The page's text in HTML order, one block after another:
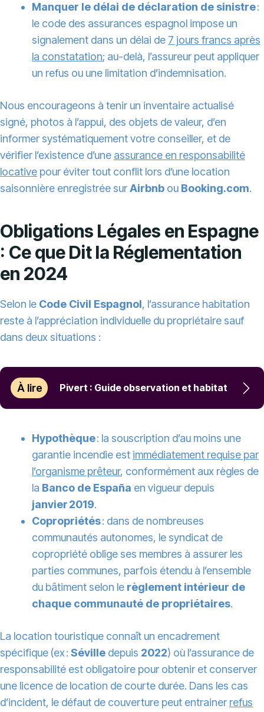
Manquer le délai de déclaration de sinistre:
le code des assurances espagnol impose un
signalement dans un délai de 7 jours francs après
la constatation; au-delà, l’assureur peut appliquer
un refus ou une limitation d’indemnisation.
Nous encourageons à tenir un inventaire actualisé
signé, photos à l’appui, des objets de valeur, d’en
informer systématiquement votre conseiller, et de
vérifier l’existence d’une assurance en responsabilité
locative pour éviter tout conflit lors d’une location
saisonnière enregistrée surAirbnb ou Booking.com.
Obligations Légales en Espagne
: Ce que Dit la Réglementation
en 2024
Selon le Code Civil Espagnol, l’assurance habitation
reste à l’appréciation individuelle du propriétaire sauf
dans deux situations :
À lire Pivert : Guide observation et habitat
Hypothèque: la souscription d’au moins une
garantie incendie est immédiatement requise par
l’organisme prêteur, conformément aux règles de
la Banco de España en vigueur depuis
janvier 2019.
Copropriétés: dans de nombreuses
communautés autonomes, le syndicat de
copropriété oblige ses membres à assurer les
parties communes, parfois étendu à l’ensemble
du bâtiment selon le règlement intérieur de
chaque communauté de propriétaires.
La location touristique connaît un encadrement
spécifique (ex : Séville depuis 2022) où l’assurance de
responsabilité est obligatoire pour obtenir et conserver
une licence de location de courte durée. Dans les cas
d’incident, le défaut de couverture peut entrainer refus